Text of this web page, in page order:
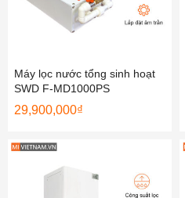
Máy lọc nước tổng sinh hoạt
SWD F-MD1000PS
29,900,000₫